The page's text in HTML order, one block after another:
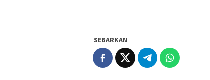
SEBARKAN